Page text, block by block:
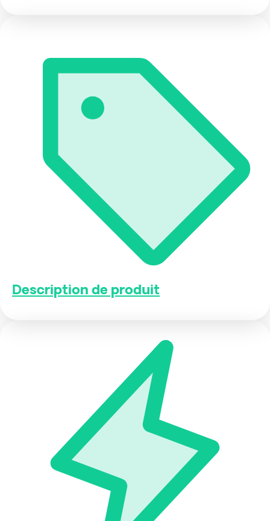
Description de produit